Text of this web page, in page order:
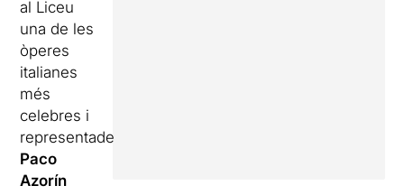
al Liceu
una de les
òperes
italianes
més
celebres i
representades.
Paco
Azorín